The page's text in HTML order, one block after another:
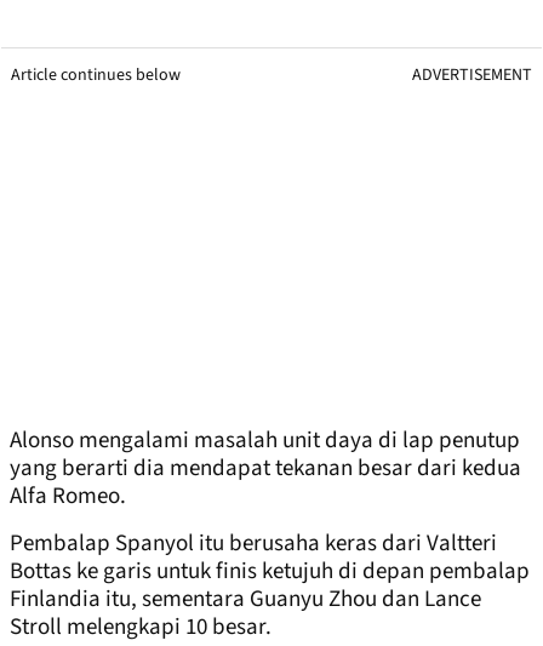
Article continues below ADVERTISEMENT
Alonso mengalami masalah unit daya di lap penutup
yang berarti dia mendapat tekanan besar dari kedua
Alfa Romeo.
Pembalap Spanyol itu berusaha keras dari Valtteri
Bottas ke garis untuk finis ketujuh di depan pembalap
Finlandia itu, sementara Guanyu Zhou dan Lance
Stroll melengkapi 10 besar.